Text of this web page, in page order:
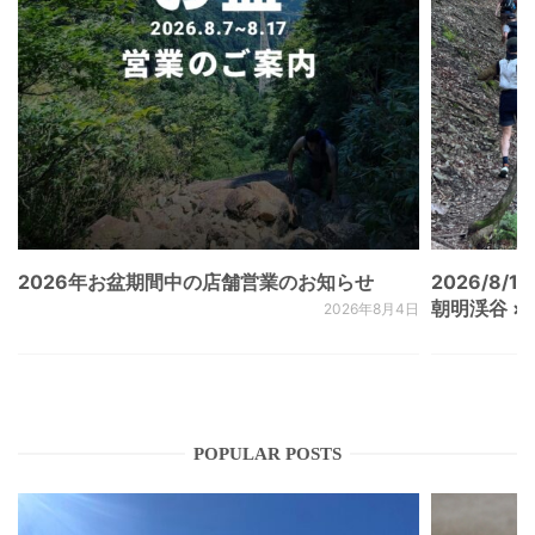
2026年お盆期間中の店舗営業のお知らせ
2026年8月4日
2026/8/
朝明渓谷 ×
POPULAR POSTS